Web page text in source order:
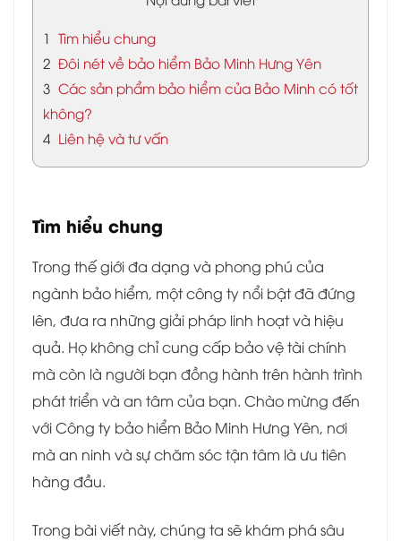
1 Tìm hiểu chung
2 Đôi nét về bảo hiểm Bảo Minh Hưng Yên
3 Các sản phẩm bảo hiểm của Bảo Minh có tốt
không?
4 Liên hệ và tư vấn
Tìm hiểu chung
Trong thế giới đa dạng và phong phú của
ngành bảo hiểm, một công ty nổi bật đã đứng
lên, đưa ra những giải pháp linh hoạt và hiệu
quả. Họ không chỉ cung cấp bảo vệ tài chính
mà còn là người bạn đồng hành trên hành trình
phát triển và an tâm của bạn. Chào mừng đến
với Công ty bảo hiểm Bảo Minh Hưng Yên, nơi
mà an ninh và sự chăm sóc tận tâm là ưu tiên
hàng đầu.
Trong bài viết này, chúng ta sẽ khám phá sâu